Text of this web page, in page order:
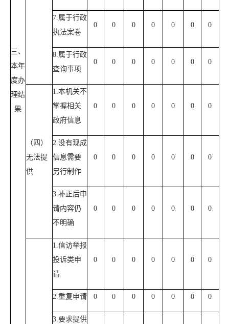
三、
本年
度办
理结
果
7.属于行政
执法案卷
0 0 0 0 0 0 0
8.属于行政
查询事项
0 0 0 0 0 0 0
（四）
无法提
供
1.本机关不
掌握相关
政府信息
0 0 0 0 0 0 0
2.没有现成
信息需要
另行制作
0 0 0 0 0 0 0
3.补正后申
请内容仍
不明确
0 0 0 0 0 0 0
1.信访举报
投诉类申
请
0 0 0 0 0 0 0
2.重复申请 0 0 0 0 0 0 0
3.要求提供